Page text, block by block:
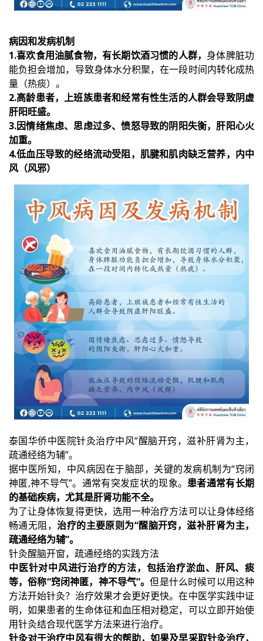
病因和发病机制
1.喜欢食用油腻食物，有长期饮酒习惯的人群， 身体脾脏功
能负担会增加，导致身体水分积聚，在一段时间内转化成热
量（热痰）。
2.高龄患者，上班族患者和经常有性生活的人群会导致阴虚
肝阳旺盛。
3.因情绪焦虑、思虑过多、愤怒导致的阴阳失衡，肝阳心火
加重。
4.低血压导致的经络流动受阻，肌腱和肌肉缺乏营养，内中
风（风邪）
泰国华侨中医院针灸治疗中风“醒脑开窍，滋补肝肾为主，
疏通经络为辅”。
据中医所知，中风病因在于脑部，关键的发病机制为“窍闭
神匿,神不导气”。通常有突发症状的现象。患者通常有长期
的基础疾病，尤其是肝肾功能不全。
为了让身体恢复得更快，选用一种治疗方法可以让身体经络
畅通无阻，治疗的主要原则为“醒脑开窍，滋补肝肾为主，
疏通经络为辅”。
针灸醒脑开窗，疏通经络的实践方法
中医针对中风进行治疗的方法，包括治疗淤血、肝风、痰
等，俗称“窍闭神匿，神不导气”。但是什么时候可以用这种
方法开始针灸？治疗效果才会更好更快。在中医学实践中证
明，如果患者的生命体征和血压相对稳定，可以立即开始使
用针灸结合现代医学方法来进行治疗。
针灸对于治疗中风有很大的帮助，如果及早采取针灸治疗，